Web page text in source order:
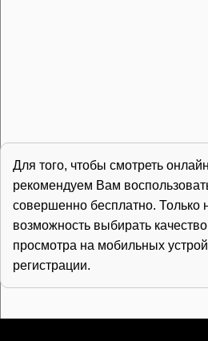
Для того, чтобы смотреть
рекомендуем Вам
совершенно бесплатно. Только
возможность выбирать
просмотра на мобильных
регистрации.